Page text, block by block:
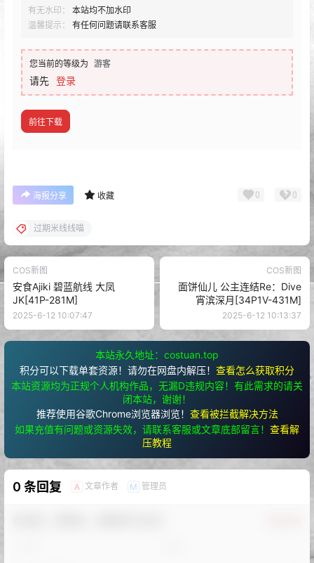
有无水印：
本站均不加水印
温馨提示：
有任何问题请联系客服
您当前的等级为 游客
请先 登录
前往下载
海报分享 收藏 0 0
过期米线线喵
COS新图
安食Ajiki 碧蓝航线 大凤
JK[41P-281M]
2025-6-12 10:07:47
COS新图
面饼仙儿 公主连结Re：Dive
宵滨深月[34P1V-431M]
2025-6-12 10:13:37
本站永久地址：costuan.top
积分可以下载单套资源！请勿在网盘内解压！ 查看怎么获取积分
本站资源均为正规个人机构作品，无漏D违规内容！有此需求的请关
闭本站，谢谢！
推荐使用谷歌Chrome浏览器浏览！ 查看被拦截解决方法
如果充值有问题或资源失效，请联系客服或文章底部留言！ 查看解
压教程
0 条回复 A 文章作者 M 管理员